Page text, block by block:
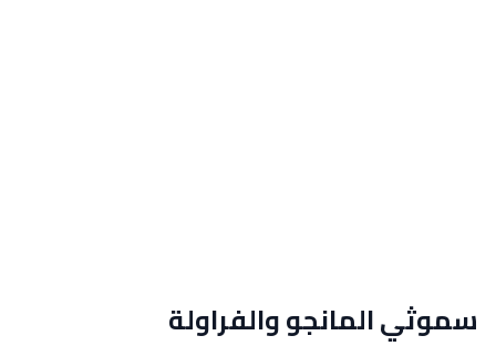
سموثي المانجو والفراولة